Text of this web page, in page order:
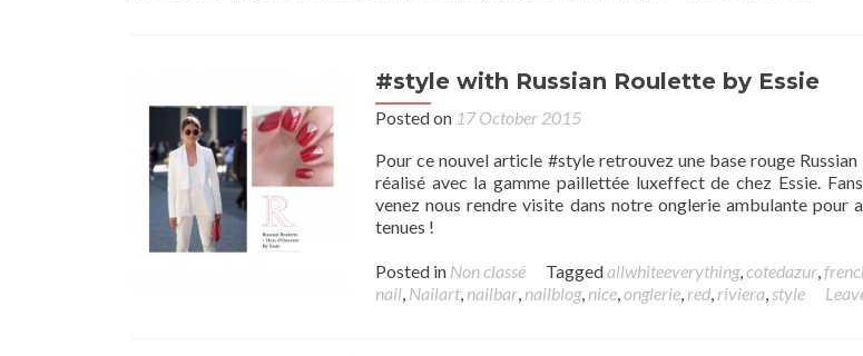
#style with Russian Roulette by Essie
Posted on 17 October 2015
Pour ce nouvel article #style retrouvez une base rouge
réalisé avec la gamme paillettée luxeffect de chez Essie.
venez nous rendre visite dans notre onglerie ambulante pour
tenues !
Posted in Non classé Taggedallwhiteeverything,cotedazur,
nail, Nailart, nailbar, nailblog, nice,onglerie, red, riviera,style